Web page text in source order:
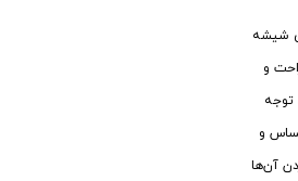
شیشه
و
توجه
و
آن‌ها